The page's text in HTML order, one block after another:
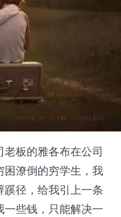
老板的雅各布在公司
困潦倒的穷学生，我
蹊径，给我引上一条
一些钱，只能解决一